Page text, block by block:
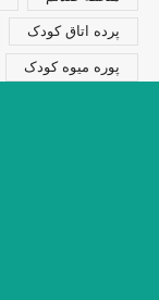
پرده اتاق کودک
پوره میوه کودک